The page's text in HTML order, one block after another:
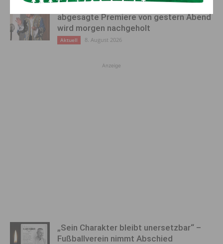
„Paolo Santonino“ wird heute gespielt –
abgesagte Premiere von gestern Abend
wird morgen nachgeholt
Aktuell 8. August 2026
Anzeige
„Sein Charakter bleibt unersetzbar“ –
Fußballverein nimmt Abschied